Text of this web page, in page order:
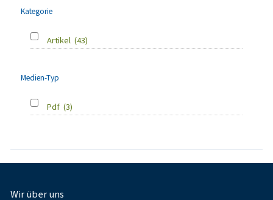
Kategorie
Artikel (43)
Medien-Typ
Pdf (3)
Fußnavigation
Wir über uns